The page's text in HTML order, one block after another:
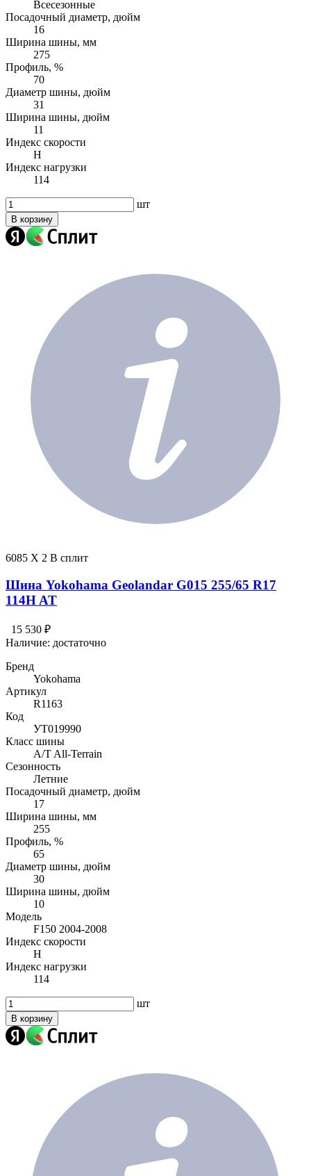
Всесезонные
Посадочный диаметр, дюйм
16
Ширина шины, мм
275
Профиль, %
70
Диаметр шины, дюйм
31
Ширина шины, дюйм
11
Индекс скорости
H
Индекс нагрузки
114
шт
В корзину
6085 X 2 В сплит
Шина Yokohama Geolandar G015 255/65 R17
114H AT
15 530 ₽
Наличие: достаточно
Бренд
Yokohama
Артикул
R1163
Код
УТ019990
Класс шины
A/T All-Terrain
Сезонность
Летние
Посадочный диаметр, дюйм
17
Ширина шины, мм
255
Профиль, %
65
Диаметр шины, дюйм
30
Ширина шины, дюйм
10
Модель
F150 2004-2008
Индекс скорости
H
Индекс нагрузки
114
шт
В корзину